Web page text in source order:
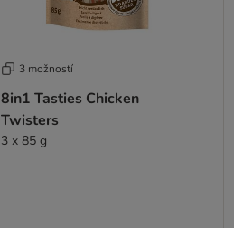
3 možností
8in1 Tasties Chicken
Twisters
3 x 85 g